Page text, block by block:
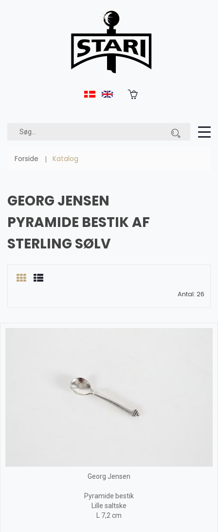
Forside Katalog
GEORG JENSEN
PYRAMIDE BESTIK AF
STERLING SØLV
Antal: 26
Georg Jensen
Pyramide bestik
Lille saltske
L 7,2 cm